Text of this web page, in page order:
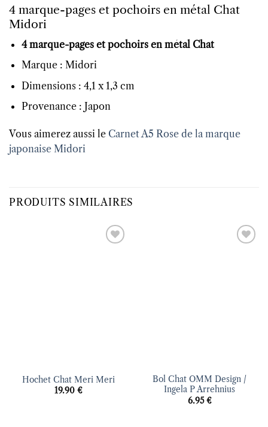
4 marque-pages et pochoirs en métal Chat
Midori
4 marque-pages et pochoirs en métal Chat
Marque : Midori
Dimensions : 4,1 x 1,3 cm
Provenance : Japon
Vous aimerez aussi le Carnet A5 Rose de la marque
japonaise Midori
PRODUITS SIMILAIRES
Hochet Chat Meri Meri
19.90 €
Bol Chat OMM Design /
Ingela P Arrehnius
6.95€